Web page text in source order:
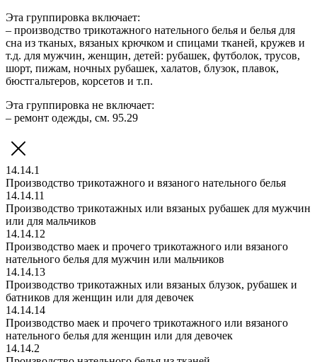
Эта группировка включает:
– производство трикотажного нательного белья и белья для
сна из тканых, вязаных крючком и спицами тканей, кружев и
т.д. для мужчин, женщин, детей: рубашек, футболок, трусов,
шорт, пижам, ночных рубашек, халатов, блузок, плавок,
бюстгальтеров, корсетов и т.п.
Эта группировка не включает:
– ремонт одежды, см. 95.29
14.14.1
Производство трикотажного и вязаного нательного белья
14.14.11
Производство трикотажных или вязаных рубашек для мужчин
или для мальчиков
14.14.12
Производство маек и прочего трикотажного или вязаного
нательного белья для мужчин или мальчиков
14.14.13
Производство трикотажных или вязаных блузок, рубашек и
батников для женщин или для девочек
14.14.14
Производство маек и прочего трикотажного или вязаного
нательного белья для женщин или для девочек
14.14.2